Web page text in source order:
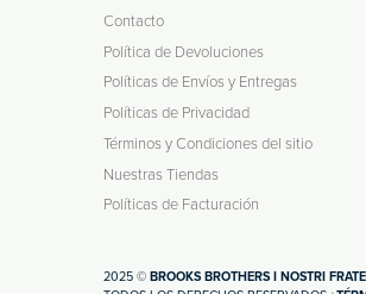
Contacto
Política de Devoluciones
Políticas de Envíos y Entregas
Políticas de Privacidad
Términos y Condiciones del sitio
Nuestras Tiendas
Políticas de Facturación
2025 © BROOKS BROTHERS I NOSTRI